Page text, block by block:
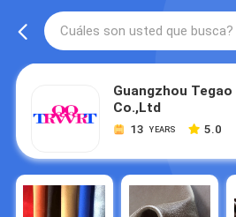
Guangzhou
Co.,Ltd
13 YEARS 5.0